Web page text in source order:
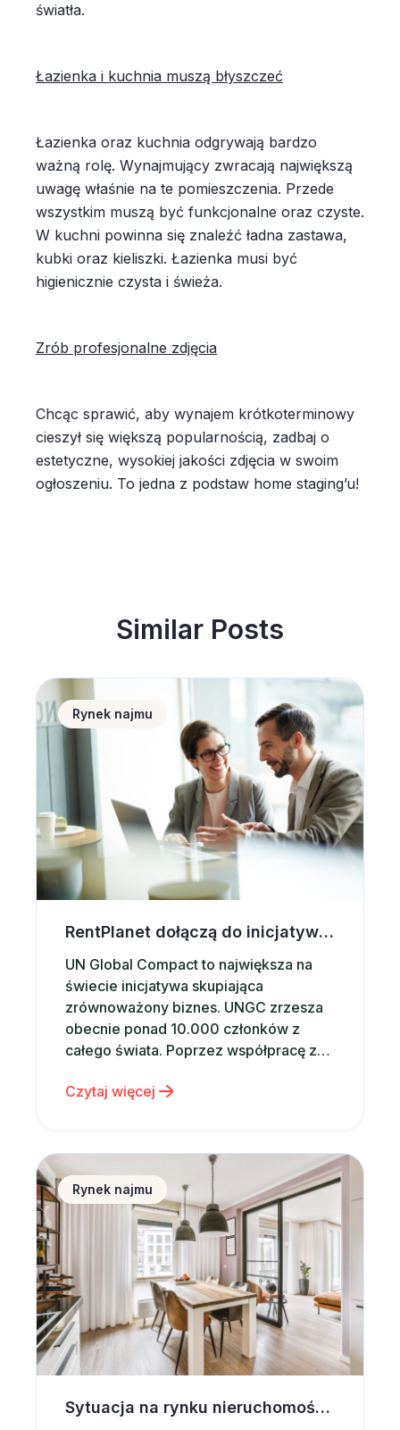
światła.
Łazienka i kuchnia muszą błyszczeć
Łazienka oraz kuchnia odgrywają bardzo
ważną rolę. Wynajmujący zwracają największą
uwagę właśnie na te pomieszczenia. Przede
wszystkim muszą być funkcjonalne oraz czyste.
W kuchni powinna się znaleźć ładna zastawa,
kubki oraz kieliszki. Łazienka musi być
higienicznie czysta i świeża.
Zrób profesjonalne zdjęcia
Chcąc sprawić, aby wynajem krótkoterminowy
cieszył się większą popularnością, zadbaj o
estetyczne, wysokiej jakości zdjęcia w swoim
ogłoszeniu. To jedna z podstaw home staging’u!
Similar Posts
RentPlanet dołączą do inicjatywy UN Global Compact
Rynek najmu
RentPlanet dołączą do inicjatywy UN Global Compact
UN Global Compact to największa na
świecie inicjatywa skupiająca
zrównoważony biznes. UNGC zrzesza
obecnie ponad 10.000 członków z
całego świata. Poprzez współpracę z
organizacjami, firmami i instytucjami
stając się katalizatorem globalnych
zmian. Od momentu powołania w 2000
roku przez Sekretarza Generalnego
ONZ – Kofi Annana, UN Global Compact
prowadzi…
Czytaj więcej
Sytuacja na rynku nieruchomości a wynajem
Rynek najmu
Sytuacja na rynku nieruchomości a wynajem krótkoterminowy